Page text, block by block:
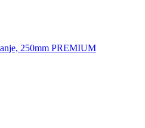
250mm PREMIUM